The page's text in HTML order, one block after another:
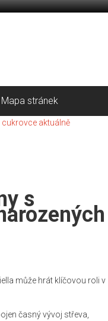
Mapa stránek
s
může hrát klíčovou roli v
časný vývoj střeva,